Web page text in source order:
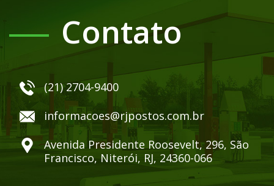
Contato
(21) 2704-9400
informacoes@rjpostos.com.br
Avenida Presidente Roosevelt, 296, São
Francisco, Niterói, RJ, 24360-066